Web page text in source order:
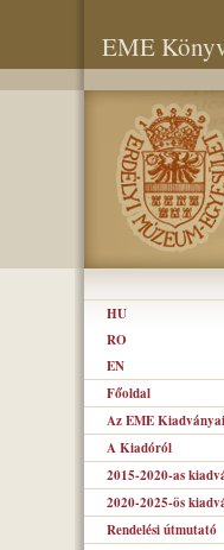
EME
HU
RO
EN
Főoldal
Az EME Kiadványai
A Kiadóról
2015-2020-as
2020-2025-ös
Rendelési útmutató